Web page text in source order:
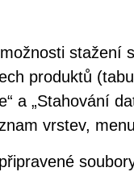
stažení
produktů
a „Stahování
vrstev,